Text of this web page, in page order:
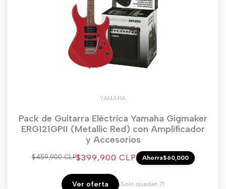
YAMAHA
Pack de Guitarra Eléctrica Yamaha Gigmaker
ERG121GPII (Metallic Red) con Amplificador
y Accesorios
Precio
$459,900 CLPPrecio
venta
$399,900 CLP Ahorra$60,000
Ver oferta ¡Solo quedan 7!